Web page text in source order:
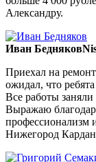
Александру.
Иван Бедняков
Приехал на
ожидал, что
Все работы заняли
Выражаю
профессионализм
Нижегород